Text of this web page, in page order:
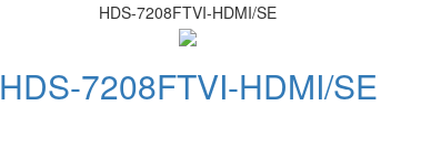
HDS-7208FTVI-HDMI/SE
HDS-7208FTVI-HDMI/SE